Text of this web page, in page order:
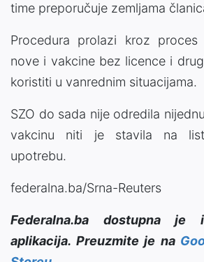
time preporučuje zemljama
Procedura prolazi kroz
nove i vakcine bez licence i
koristiti u vanrednim situacijama.
SZO do sada nije odredila
vakcinu niti je stavila na
upotrebu.
federalna.ba/Srna-Reuters
Federalna.ba dostupna
aplikacija. Preuzmite je na